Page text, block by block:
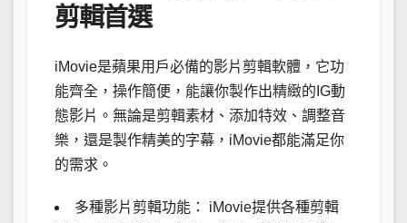
剪輯首選
iMovie是蘋果用戶必備的影片剪輯軟體，它功
能齊全，操作簡便，能讓你製作出精緻的IG動
態影片。無論是剪輯素材、添加特效、調整音
樂，還是製作精美的字幕，iMovie都能滿足你
的需求。
多種影片剪輯功能： iMovie提供各種剪輯